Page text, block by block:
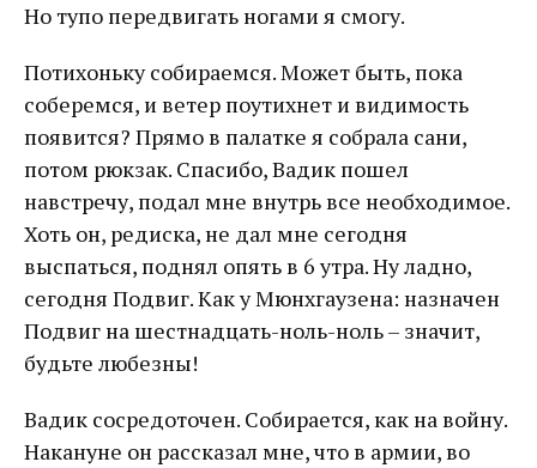
Но тупо передвигать ногами я смогу.
Потихоньку собираемся. Может быть, пока
соберемся, и ветер поутихнет и видимость
появится? Прямо в палатке я собрала сани,
потом рюкзак. Спасибо, Вадик пошел
навстречу, подал мне внутрь все необходимое.
Хоть он, редиска, не дал мне сегодня
выспаться, поднял опять в 6 утра. Ну ладно,
сегодня Подвиг. Как у Мюнхгаузена: назначен
Подвиг на шестнадцать-ноль-ноль – значит,
будьте любезны!
Вадик сосредоточен. Собирается, как на войну.
Накануне он рассказал мне, что в армии, во